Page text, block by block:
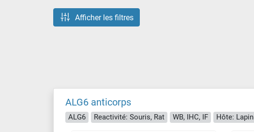
Afficher les filtres
ALG6 anticorps
ALG6 Reactivité: Souris, Rat WB, IHC, IF Hôte: Lapin